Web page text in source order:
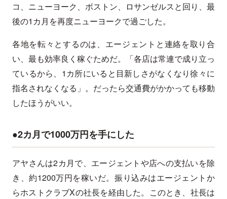
コ、ニューヨーク、ボストン、ロサンゼルスと回り、最
後の1カ月を再度ニューヨークで過ごした。
各地を転々とするのは、エージェントと連絡を取り合
い、最も効率良く稼ぐためだ。「各店は常連で成り立っ
ているから、1カ所にいると目新しさがなくなり徐々に
指名されなくなる」。だったら交通費がかかっても移動
したほうがいい。
●2カ月で1000万円を手にした
アヤさんは2カ月で、エージェントや店への支払いを除
き、約1200万円を稼いだ。振り込みはエージェントか
らホストクラブXの社長を経由した。このとき、社長は